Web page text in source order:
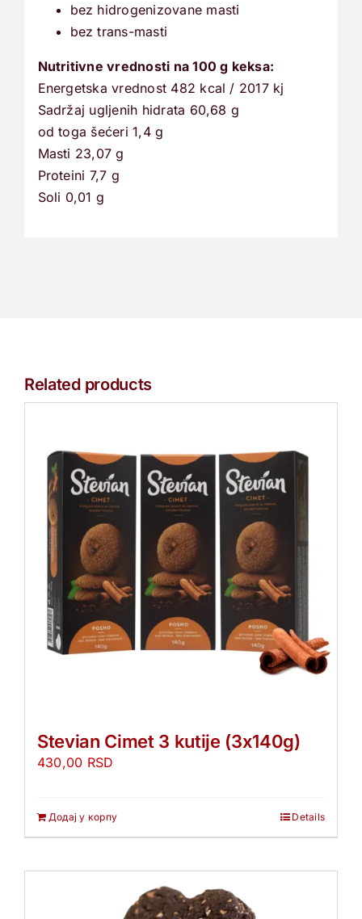
bez hidrogenizovane masti
bez trans-masti
Nutritivne vrednosti na 100 g keksa:
Energetska vrednost 482 kcal / 2017 kj
Sadržaj ugljenih hidrata 60,68 g
od toga šećeri 1,4 g
Masti 23,07 g
Proteini 7,7 g
Soli 0,01 g
Related products
Stevian Cimet 3 kutije (3x140g)
430,00 RSD
Додај у корпу Details